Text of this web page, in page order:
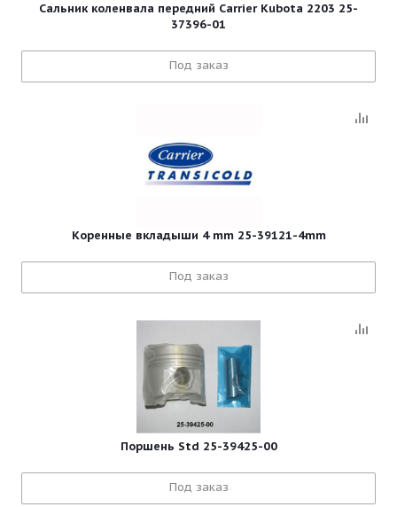
Сальник коленвала передний Carrier Kubota 2203 25-
37396-01
Под заказ
Коренные вкладыши 4 mm 25-39121-4mm
Под заказ
Поршень Std 25-39425-00
Под заказ